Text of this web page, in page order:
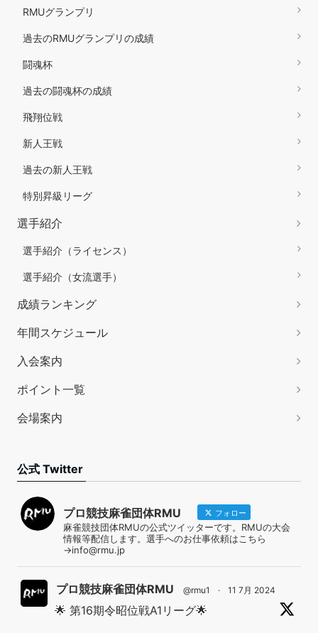
RMUグランプリ
過去のRMUグランプリの成績
闘魂杯
過去の闘魂杯の成績
飛翔位戦
新人王戦
過去の新人王戦
特別昇級リーグ
選手紹介
選手紹介（ライセンス）
選手紹介（女流選手）
成績ランキング
年間スケジュール
入会案内
ポイント一覧
会場案内
公式 Twitter
プロ競技麻雀団体RMU フォロー
麻雀競技団体RMUの公式ツイッターです。RMUの大会
情報等配信します。選手へのお仕事依頼はこちら
→info@rmu.jp
プロ競技麻雀団体RMU @rmu1 · 11 7月 2024
🌟 第16期令昭位戦A1リーグ🌟